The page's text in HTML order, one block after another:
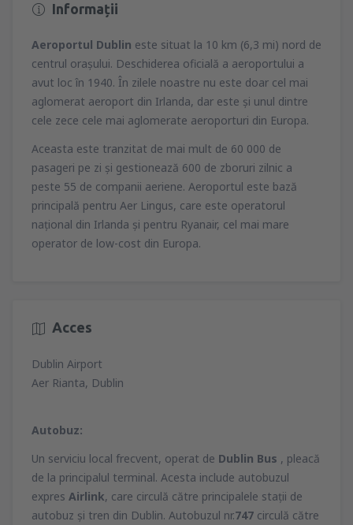
Informații
Aeroportul Dublin este situat la 10 km (6,3 mi) nord de
centrul oraşului. Deschiderea oficială a aeroportului a
avut loc în 1940. În zilele noastre nu este doar cel mai
aglomerat aeroport din Irlanda, dar este şi unul dintre
cele zece cele mai aglomerate aeroporturi din Europa.
Aceasta este tranzitat de mai mult de 60 000 de
pasageri pe zi şi gestionează 600 de zboruri zilnic a
peste 55 de companii aeriene. Aeroportul este bază
principală pentru Aer Lingus, care este operatorul
naţional din Irlanda şi pentru Ryanair, cel mai mare
operator de low-cost din Europa.
Acces
Dublin Airport
Aer Rianta, Dublin
Autobuz:
Un serviciu local frecvent, operat de Dublin Bus , pleacă
de la principalul terminal. Acesta include autobuzul
expres Airlink, care circulă către principalele staţii de
autobuz şi tren din Dublin. Autobuzul nr.747 circulă către